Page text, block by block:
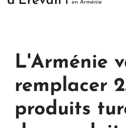
L'Arménie
remplacer
produits